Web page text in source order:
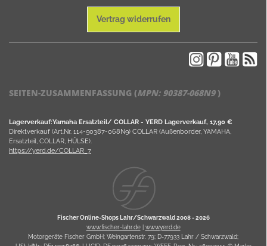
Vertrag widerrufen
SEITEN-ZUSAMMENFASSUNG (MPN: 90387-068N9)
Lagerverkauf:Yamaha Ersatzteil/ COLLAR - YERD Lagerverkauf, 17,90 €
Direktverkauf (Art.Nr. 114-90387-068N9) COLLAR (Außenborder, YAMAHA,
Ersatzteil, COLLAR, HÜLSE).
https://yerd.de/COLLAR_7
Fischer Online-Shops Lahr/Schwarzwald 2008 -2026
www.fischer-lahr.de| www.yerd.de
Motorgeräte Fischer GmbH; Weingartenstr. 79; D-77933 Lahr / Schwarzwald;